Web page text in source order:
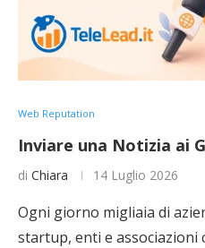
Web Reputation
Inviare una Notizia ai
di Chiara 14 Luglio 2026
Ogni giorno migliaia di
startup, enti e associazioni